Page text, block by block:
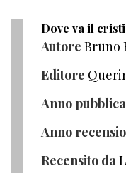
Dove va il
Autore Bruno
Editore
Anno
Anno
Recensito da